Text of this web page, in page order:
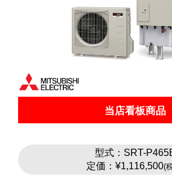
当店看板商品
型式：SRT-
定価：¥1,116,500(